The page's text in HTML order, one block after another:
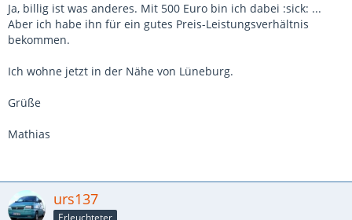
Ja, billig ist was anderes. Mit 500 Euro bin ich dabei :sick: ...
Aber ich habe ihn für ein gutes Preis-Leistungsverhältnis
bekommen.
Ich wohne jetzt in der Nähe von Lüneburg.
Grüße
Mathias
urs137
Erleuchteter